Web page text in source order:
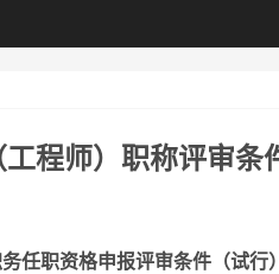
程师）职称评审条
任职资格申报评审条件（试行